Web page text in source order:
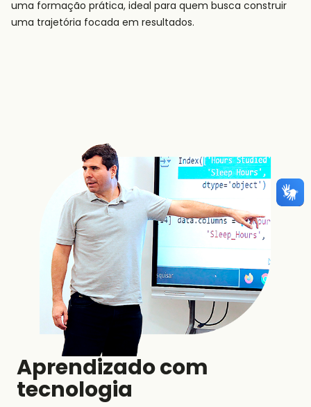
uma formação prática, ideal para quem busca construir
uma trajetória focada em resultados.
Aprendizado com
tecnologia